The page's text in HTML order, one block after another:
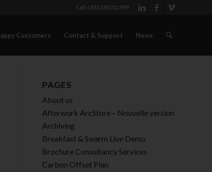
Call +352 350 222 999
Customers Contact & Support News
PAGES
About us
Afterwork ArcStore – Nouvelle version
Archiving
Breakfast & Swarm Live Demo
Brochure Consultancy Services
Carbon Offset Plan